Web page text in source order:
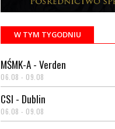
W TYM TYGODNIU
MŚMK-A - Verden
06.08 - 09.08
CSI - Dublin
06.08 - 09.08